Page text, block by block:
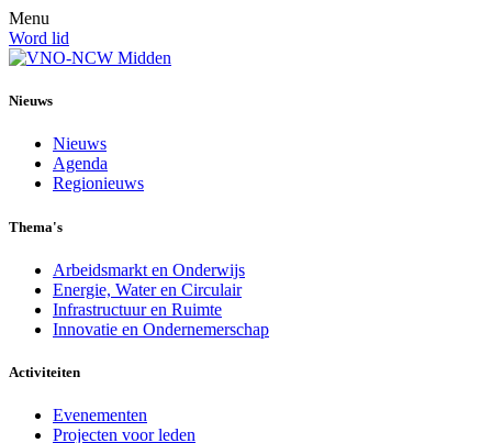
Menu
Word lid
Nieuws
Nieuws
Agenda
Regionieuws
Thema's
Arbeidsmarkt en Onderwijs
Energie, Water en Circulair
Infrastructuur en Ruimte
Innovatie en Ondernemerschap
Activiteiten
Evenementen
Projecten voor leden